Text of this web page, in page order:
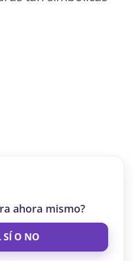
ahora mismo?
SÍ O NO